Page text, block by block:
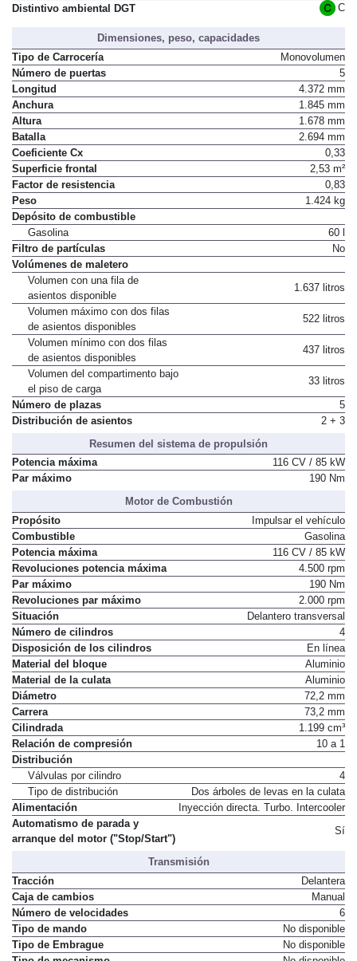
Distintivo ambiental DGT
C
Dimensiones, peso, capacidades
Tipo de Carrocería
Monovolumen
Número de puertas
5
Longitud
4.372 mm
Anchura
1.845 mm
Altura
1.678 mm
Batalla
2.694 mm
Coeficiente Cx
0,33
Superficie frontal
2,53 m²
Factor de resistencia
0,83
Peso
1.424 kg
Depósito de combustible
Gasolina
60 l
Filtro de partículas
No
Volúmenes de maletero
Volumen con una fila de
asientos disponible
1.637 litros
Volumen máximo con dos filas
de asientos disponibles
522 litros
Volumen mínimo con dos filas
de asientos disponibles
437 litros
Volumen del compartimento bajo
el piso de carga
33 litros
Número de plazas
5
Distribución de asientos
2 + 3
Resumen del sistema de propulsión
Potencia máxima
116 CV / 85 kW
Par máximo
190 Nm
Motor de Combustión
Propósito
Impulsar el vehículo
Combustible
Gasolina
Potencia máxima
116 CV / 85 kW
Revoluciones potencia máxima
4.500 rpm
Par máximo
190 Nm
Revoluciones par máximo
2.000 rpm
Situación
Delantero transversal
Número de cilindros
4
Disposición de los cilindros
En línea
Material del bloque
Aluminio
Material de la culata
Aluminio
Diámetro
72,2 mm
Carrera
73,2 mm
Cilindrada
1.199 cm³
Relación de compresión
10 a 1
Distribución
Válvulas por cilindro
4
Tipo de distribución
Dos árboles de levas en la culata
Alimentación
Inyección directa. Turbo. Intercooler
Automatismo de parada y
arranque del motor ("Stop/Start")
Sí
Transmisión
Tracción
Delantera
Caja de cambios
Manual
Número de velocidades
6
Tipo de mando
No disponible
Tipo de Embrague
No disponible